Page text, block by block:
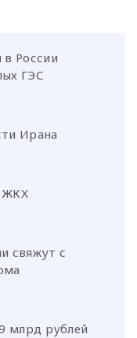
в России
ГЭС
Ирана
ЖКХ
свяжут с
млрд рублей